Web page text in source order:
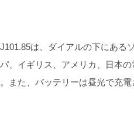
は、ダイアルの下にある
、イギリス、アメリカ、日本
また、バッテリーは昼光で充